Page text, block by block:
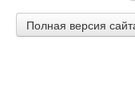
Полная версия